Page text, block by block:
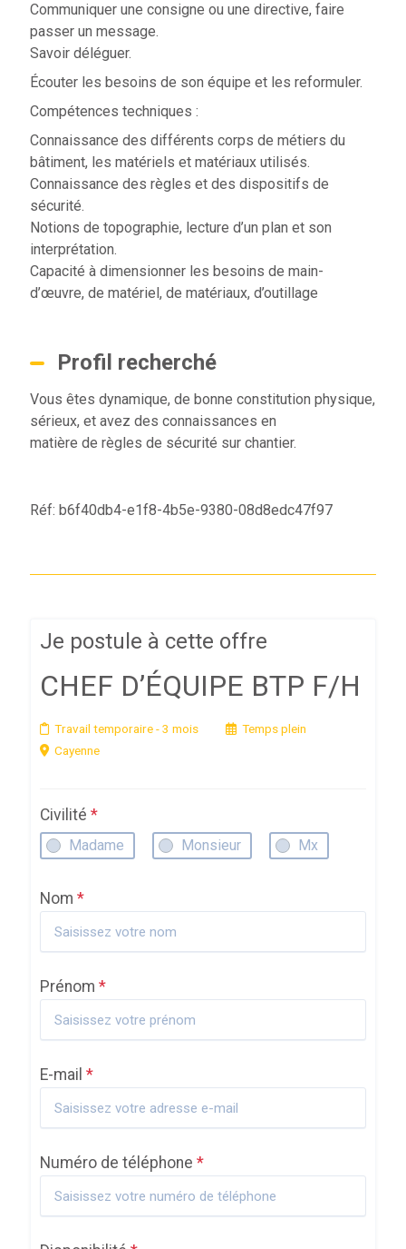
Communiquer une consigne ou une directive, faire
passer un message.
Savoir déléguer.
Écouter les besoins de son équipe et les reformuler.
Compétences techniques :
Connaissance des différents corps de métiers du
bâtiment, les matériels et matériaux utilisés.
Connaissance des règles et des dispositifs de
sécurité.
Notions de topographie, lecture d’un plan et son
interprétation.
Capacité à dimensionner les besoins de main-
d’œuvre, de matériel, de matériaux, d’outillage
Profil recherché
Vous êtes dynamique, de bonne constitution physique,
sérieux, et avez des connaissances en
matière de règles de sécurité sur chantier.
Réf: b6f40db4-e1f8-4b5e-9380-08d8edc47f97
Je postule à cette offre
CHEF D’ÉQUIPE BTP F/H
Travail temporaire- 3 mois
Temps plein
Cayenne
Civilité *
Madame Monsieur Mx
Nom *
Prénom *
E-mail *
Numéro de téléphone *